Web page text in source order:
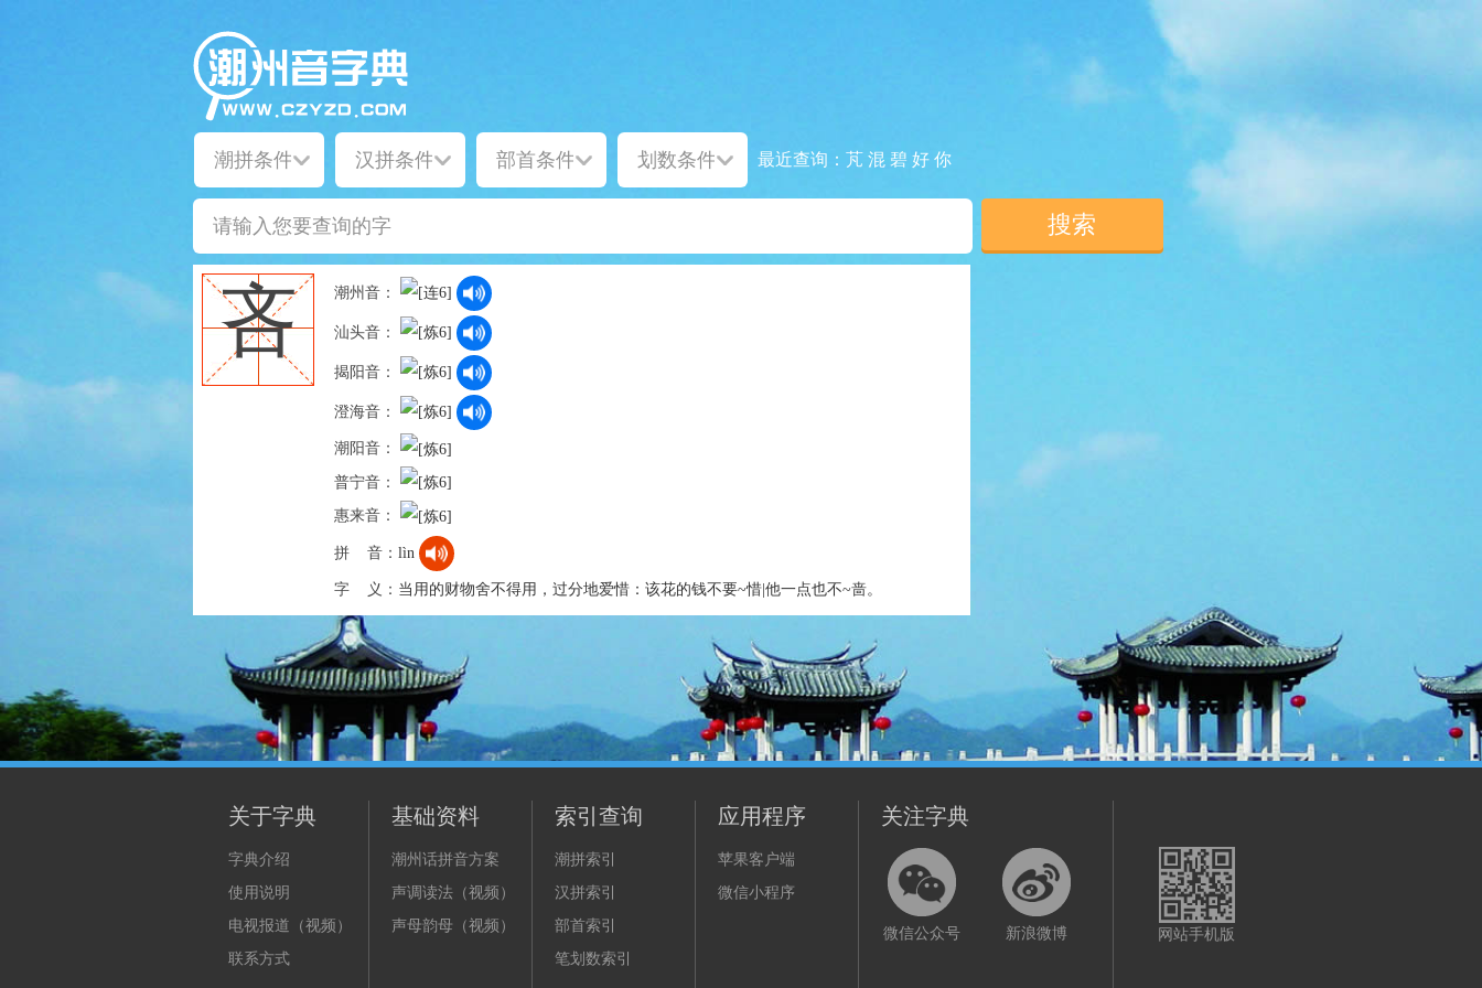
最近查询： 芃 混 碧 好 你
吝 潮州音：
汕头音：
揭阳音：
澄海音：
潮阳音：
普宁音：
惠来音：
拼 音： lìn
字 义： 当用的财物舍不得用，过分地爱惜：该花的钱不要~惜|他一点也不~啬。
关于字典
字典介绍
使用说明
电视报道（视频）
联系方式
基础资料
潮州话拼音方案
声调读法（视频）
声母韵母（视频）
索引查询
潮拼索引
汉拼索引
部首索引
笔划数索引
应用程序
苹果客户端
微信小程序
关注字典
微信公众号 新浪微博 网站手机版